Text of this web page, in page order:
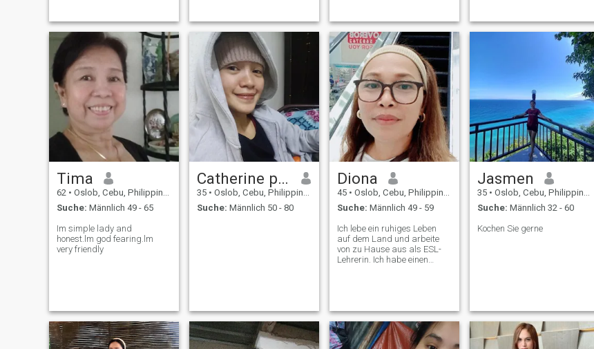
Tima
62 • Oslob, Cebu, Philippinen
Suche: Männlich 49 - 65
Im simple lady and
honest.lm god fearing.lm
very friendly
Catherine pugoy
35 • Oslob, Cebu, Philippinen
Suche: Männlich 50 - 80
Diona
45 • Oslob, Cebu, Philippinen
Suche: Männlich 49 - 59
Ich lebe ein ruhiges Leben
auf dem Land und arbeite
von zu Hause aus als ESL-
Lehrerin. Ich habe einen
Spaziergänge aktiv zu
bleiben. Ich suche jemanden,
den ich lieben und mit dem
ich das Leben teilen kann.
Jasmen
35 • Oslob, Cebu, Philippinen
Suche: Männlich 32 - 60
Kochen Sie gerne